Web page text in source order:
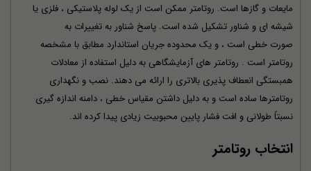
مایعات و گازها است. روتامتر ممکن است از یک لوله پلاستیکی ، فلزی یا
شیشه ای و شناور تشکیل شده است. پاسخ شناور به تغییرات به
صورت خطی است ، و یک محدوده جریان استاندارد مطابق با مشخصه
روتامتر است . روتامتر های آزمایشگاهی به دلیل استفاده از معادلات
همبستگی انعطاف پذیری بالاتری را ارائه می دهند. نصب و نگهداری
روتامترها ساده است و به دلیل داشتن مقیاس خطی ، دامنه اندازه گیری
نسبتاً طولانی و افت فشار پایین محبوبیت زیادی پیدا کرده اند.
انتخاب روتامتر